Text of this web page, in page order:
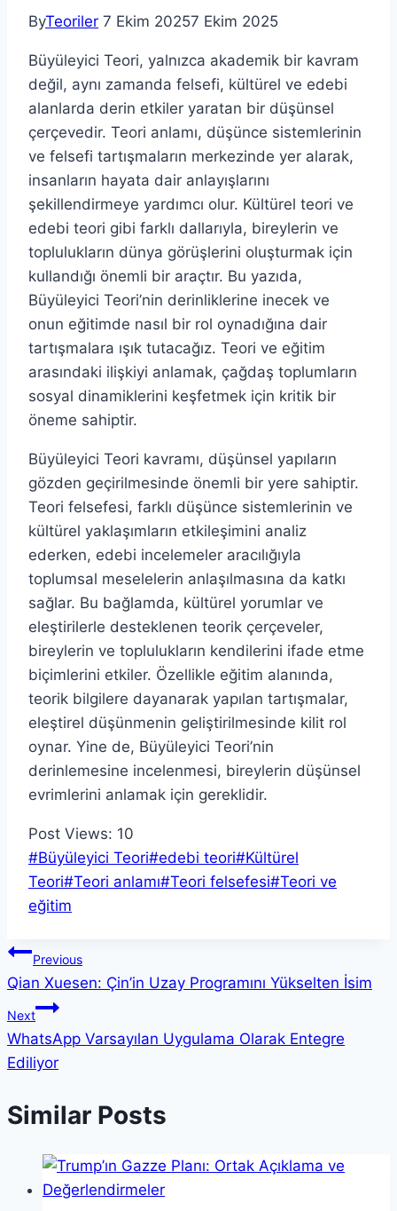
ByTeoriler 7 Ekim 20257 Ekim 2025
Büyüleyici Teori, yalnızca akademik bir kavram
değil, aynı zamanda felsefi, kültürel ve edebi
alanlarda derin etkiler yaratan bir düşünsel
çerçevedir. Teori anlamı, düşünce sistemlerinin
ve felsefi tartışmaların merkezinde yer alarak,
insanların hayata dair anlayışlarını
şekillendirmeye yardımcı olur. Kültürel teori ve
edebi teori gibi farklı dallarıyla, bireylerin ve
toplulukların dünya görüşlerini oluşturmak için
kullandığı önemli bir araçtır. Bu yazıda,
Büyüleyici Teori’nin derinliklerine inecek ve
onun eğitimde nasıl bir rol oynadığına dair
tartışmalara ışık tutacağız. Teori ve eğitim
arasındaki ilişkiyi anlamak, çağdaş toplumların
sosyal dinamiklerini keşfetmek için kritik bir
öneme sahiptir.
Büyüleyici Teori kavramı, düşünsel yapıların
gözden geçirilmesinde önemli bir yere sahiptir.
Teori felsefesi, farklı düşünce sistemlerinin ve
kültürel yaklaşımların etkileşimini analiz
ederken, edebi incelemeler aracılığıyla
toplumsal meselelerin anlaşılmasına da katkı
sağlar. Bu bağlamda, kültürel yorumlar ve
eleştirilerle desteklenen teorik çerçeveler,
bireylerin ve toplulukların kendilerini ifade etme
biçimlerini etkiler. Özellikle eğitim alanında,
teorik bilgilere dayanarak yapılan tartışmalar,
eleştirel düşünmenin geliştirilmesinde kilit rol
oynar. Yine de, Büyüleyici Teori’nin
derinlemesine incelenmesi, bireylerin düşünsel
evrimlerini anlamak için gereklidir.
Post Views: 10
Post
Tags:
#Büyüleyici Teori#edebi teori#Kültürel
Teori#Teori anlamı#Teori felsefesi#Teori ve
eğitim
Yazı
gezinmesi
Previous
Qian Xuesen: Çin’in Uzay Programını Yükselten İsim
Next
WhatsApp Varsayılan Uygulama Olarak Entegre
Ediliyor
Similar Posts